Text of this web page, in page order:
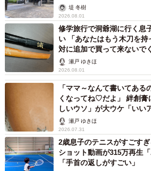
に時間を使えた」
堤 冬樹
2026.08.01
修学旅行で洞爺湖に行く
い 「あなたはもう木刀を持
対に追加で買って来ない
惑させた意外すぎるお土産
瀬戸 ゆきほ
2026.08.01
「ママ～なんて書いてあ
くなってね♡だよ」 絆創膏
しいウソ」が大ウケ「いい
ます」瀬戸 ゆきほ
2026.07.31
2歳息子のテニスがすごす
ショット動画が315万再生
「手首の返しがすごい」